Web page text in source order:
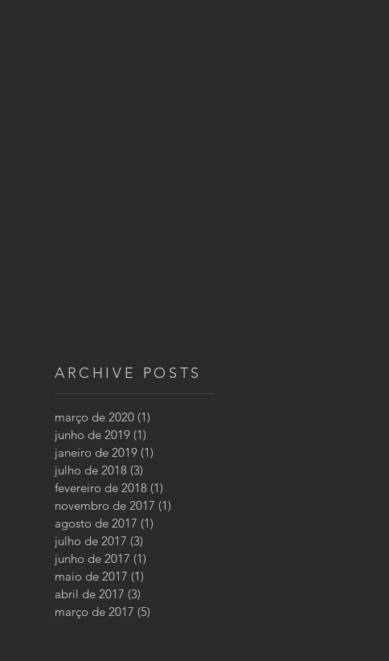
ARCHIVE POSTS
março de 2020 (1)
junho de 2019 (1)
janeiro de 2019 (1)
julho de 2018 (3)
fevereiro de 2018 (1)
novembro de 2017 (1)
agosto de 2017 (1)
julho de 2017 (3)
junho de 2017 (1)
maio de 2017 (1)
abril de 2017 (3)
março de 2017 (5)